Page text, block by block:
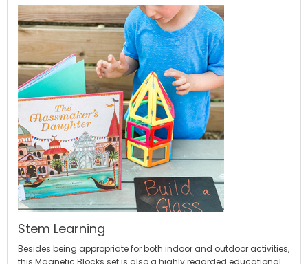
Stem Learning
Besides being appropriate for both indoor and outdoor activities,
this Magnetic Blocks set is also a highly regarded educational